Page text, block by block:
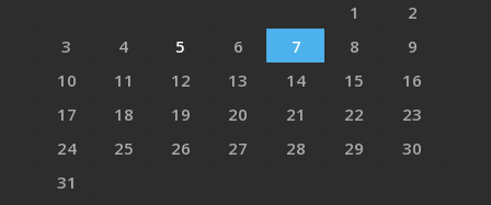
1
2
3
4 5 6 7 8
9
10
11 12 13 14 15
16
17
18 19 20 21 22
23
24
25 26 27 28 29
30
31